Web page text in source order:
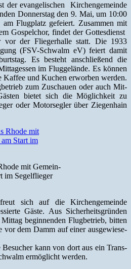
der evan­ge­lis­chen Kirchenge­meinde
Don­ner­stag den 9. Mai, um 10:00
Flug­platz gefeiert. Zusam­men mit
Gospel­chor, find­et der Gottes­di­enst
vor der Fliegerhalle statt. Die 1933
(FSV-Schwalm eV) feiert damit
Es beste­ht anschließend die
im Fluggelände. Es kön­nen
Kaf­fee und Kuchen erwor­ben wer­den.
zum Zuschauen oder auch Mit­
bietet sich die Möglichkeit zu
oder Motorsegler über Ziegen­hain
mit Gemein­
im Segelflieger
sich auf die Kirchenge­meinde
Gäste. Aus Sicher­heits­grün­den
begin­nen­den Flug­be­trieb, bit­ten
vor dem Damm auf ein­er aus­gewiese­
Besuch­er kann von dort aus ein Trans­
ermöglicht werden.